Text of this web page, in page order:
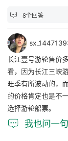
 8个回答
长江壹号游轮售价
看，因为长江三峡
旺季有所波动的，
的价格肯定也是不
选择游轮船票。
 我也问一句